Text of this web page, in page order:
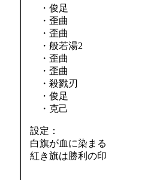
・俊足
・歪曲
・歪曲
・般若湯2
・歪曲
・歪曲
・殺戮刃
・俊足
・克己
設定：
白旗が血に染まる
紅き旗は勝利の印